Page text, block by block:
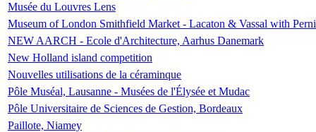
Musée du Louvres Lens
Museum of London Smithfield Market - Lacaton & Vassal with
NEW AARCH - Ecole d'Architecture, Aarhus Danemark
New Holland island competition
Nouvelles utilisations de la céraminque
Pôle Muséal, Lausanne - Musées de l'Élysée et Mudac
Pôle Universitaire de Sciences de Gestion, Bordeaux
Paillote, Niamey